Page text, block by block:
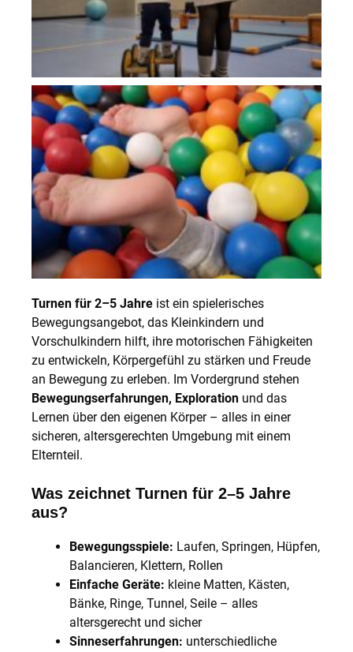
Turnen für 2–5 Jahre ist ein spielerisches
Bewegungsangebot, das Kleinkindern und
Vorschulkindern hilft, ihre motorischen Fähigkeiten
zu entwickeln, Körpergefühl zu stärken und Freude
an Bewegung zu erleben. Im Vordergrund stehen
Bewegungserfahrungen, Exploration und das
Lernen über den eigenen Körper – alles in einer
sicheren, altersgerechten Umgebung mit einem
Elternteil.
Was zeichnet Turnen für 2–5 Jahre
aus?
Bewegungsspiele: Laufen, Springen, Hüpfen,
Balancieren, Klettern, Rollen
Einfache Geräte: kleine Matten, Kästen,
Bänke, Ringe, Tunnel, Seile – alles
altersgerecht und sicher
Sinneserfahrungen: unterschiedliche